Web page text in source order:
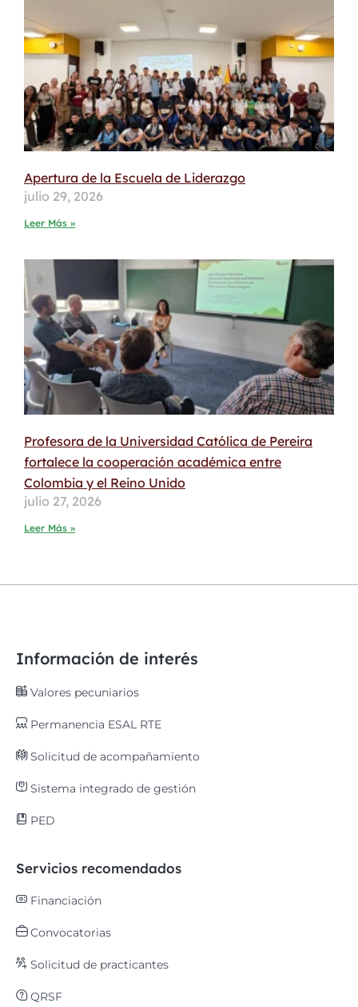
Apertura de la Escuela de Liderazgo
julio 29, 2026
Leer Más »
Profesora de la Universidad Católica de Pereira
fortalece la cooperación académica entre
Colombia y el Reino Unido
julio 27, 2026
Leer Más »
Información de interés
Valores pecuniarios
Permanencia ESAL RTE
Solicitud de acompañamiento
Sistema integrado de gestión
PED
Servicios recomendados
Financiación
Convocatorias
Solicitud de practicantes
QRSF